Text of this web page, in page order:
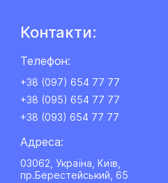
Контакти:
Телефон:
+38 (097) 654 77 77
+38 (095) 654 77 77
+38 (093) 654 77 77
Адреса:
03062, Україна, Київ,
пр.Берестейський, 65